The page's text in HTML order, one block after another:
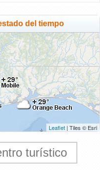
del tiempo
Leaflet | Tiles © Esri